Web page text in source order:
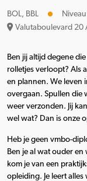
BOL, BBL
Valutaboulevard 20
Ben jij altijd degene
rolletjes verloopt? Als
en plannen. We leven
overgaan. Spullen die
weer verzonden. Jij
wel wat? Dan is onze
Heb je geen vmbo-
Ben je al wat ouder
kom je van een
opleiding. Je leert